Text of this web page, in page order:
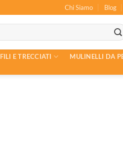
Chi Siamo Blog
FILI E TRECCIATI
MULINELLI DA